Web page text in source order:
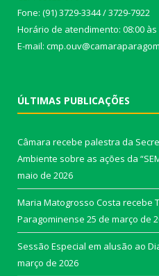
Fone: (91) 3729-3344 / 3729-7922
Horário de atendimento: 08:00 às
E-mail:
ÚLTIMAS PUBLICAÇÕES
Câmara recebe palestra da
Ambiente sobre as ações da
maio de 2026
Maria Matogrosso Costa recebe
Paragominense 25 de março de
Sessão Especial em alusão ao
março de 2026